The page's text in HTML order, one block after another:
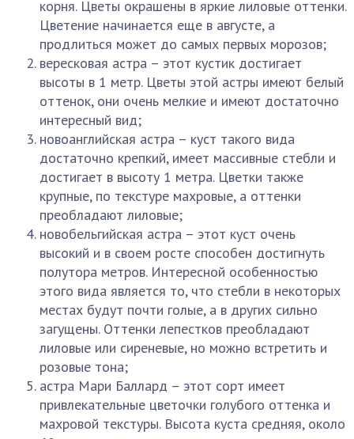
корня. Цветы окрашены в яркие лиловые оттенки.
Цветение начинается еще в августе, а
продлиться может до самых первых морозов;
вересковая астра – этот кустик достигает
высоты в 1 метр. Цветы этой астры имеют белый
оттенок, они очень мелкие и имеют достаточно
интересный вид;
новоанглийская астра – куст такого вида
достаточно крепкий, имеет массивные стебли и
достигает в высоту 1 метра. Цветки также
крупные, по текстуре махровые, а оттенки
преобладают лиловые;
новобельгийская астра – этот куст очень
высокий и в своем росте способен достигнуть
полутора метров. Интересной особенностью
этого вида является то, что стебли в некоторых
местах будут почти голые, а в других сильно
загущены. Оттенки лепестков преобладают
лиловые или сиреневые, но можно встретить и
розовые тона;
астра Мари Баллард – этот сорт имеет
привлекательные цветочки голубого оттенка и
махровой текстуры. Высота куста средняя, около